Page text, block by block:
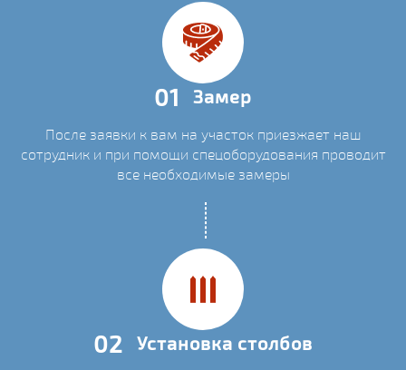
01 Замер
После заявки к вам на участок приезжает наш
сотрудник и при помощи спецоборудования проводит
все необходимые замеры
02 Установка столбов